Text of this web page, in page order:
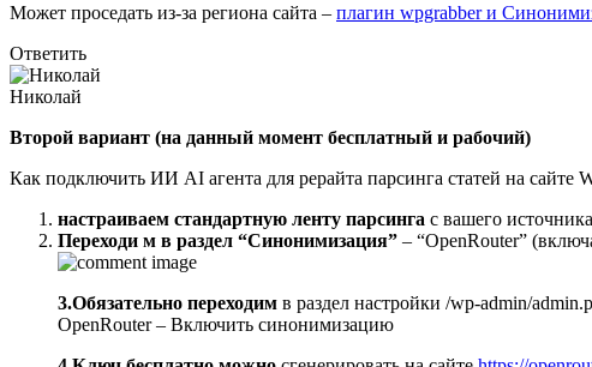
Может проседать из-за региона сайта – плагин wpgrabber и
Ответить
Николай
Второй вариант (на данный момент бесплатный и рабочий)
Как подключить ИИ AI агента для рерайта парсинга статей на сайте
настраиваем стандартную ленту парсинга с вашего источника
Переходи м в раздел “Синонимизация” – “OpenRouter”
3.Обязательно переходим в раздел настройки /wp-admin/
OpenRouter – Включить синонимизацию